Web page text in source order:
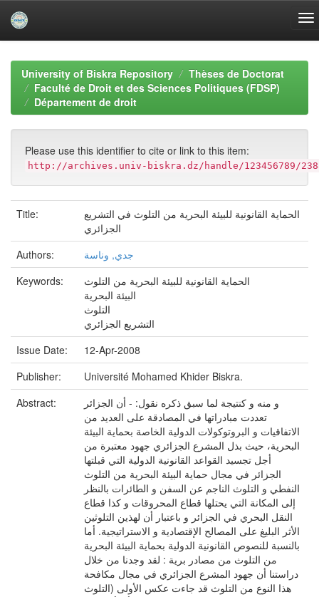
navigationUniversity of Biskra Repository
Thèses de Doctorat
Faculté de Droit et des Sciences Politiques (FDSP)
Département de droit
Please use this identifier to cite or link to this item:
http://archives.univ-biskra.dz/handle/123456789/
Title:
الحماية القانونية للبيئة البحرية من التلوث في التشريع
الجزائري
Authors:
جدي, وناسة
Keywords:
الحماية القانونية للبيئة البحرية من التلوث
البيئة البحرية
التلوث
التشريع الجزائري
Issue Date:
12-Apr-2008
Publisher:
Université Mohamed Khider Biskra.
Abstract:
و منه و كنتيجة لما سبق ذكره نقول: - أن الجزائر
تعددت مبادراتها في المصادقة على العديد من
الاتفاقيات و البروتوكولات الدولية الخاصة بحماية البيئة
البحرية، حيث بذل المشرع الجزائري جهود معتبرة من
أجل تجسيد القواعد القانونية الدولية التي قبلتها
الجزائر في مجال حماية البيئة البحرية من التلوث
النفطي و التلوث الناجم عن السفن و الطائرات بالنظر
إلى المكانة التي يحتلها قطاع المحروقات و كذا قطاع
النقل البحري في الجزائر و باعتبار أن لهذين التلوثين
الأثر البليغ على المصالح الإقتصادية و الاستراتيجية. أما
بالنسبة للنصوص القانونية الدولية بحماية البيئة البحرية
من التلوث من مصادر برية : لقد وجدنا من خلال
دراستنا أن جهود المشرع الجزائري في مجال مكافحة
هذا النوع من التلوث قد جاءت عكس الأولى (التلوث